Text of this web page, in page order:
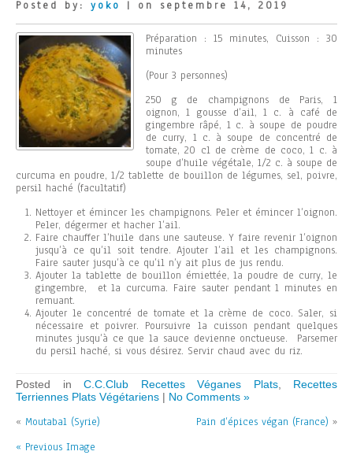
Posted by: yoko | on septembre 14, 2019
Préparation : 15 minutes, Cuisson : 30
minutes
(Pour 3 personnes)
250 g de champignons de Paris, 1
oignon, 1 gousse d’ail, 1 c. à café de
gingembre râpé, 1 c. à soupe de poudre
de curry, 1 c. à soupe de concentré de
tomate, 20 cl de crème de coco, 1 c. à
soupe d’huile végétale, 1/2 c. à soupe de
curcuma en poudre, 1/2 tablette de bouillon de légumes, sel, poivre,
persil haché (facultatif)
Nettoyer et émincer les champignons. Peler et émincer l’oignon.
Peler, dégermer et hacher l’ail.
Faire chauffer l’huile dans une sauteuse. Y faire revenir l’oignon
jusqu’à ce qu’il soit tendre. Ajouter l’ail et les champignons.
Faire sauter jusqu’à ce qu’il n’y ait plus de jus rendu.
Ajouter la tablette de bouillon émiettée, la poudre de curry, le
gingembre, et la curcuma. Faire sauter pendant 1 minutes en
remuant.
Ajouter le concentré de tomate et la crème de coco. Saler, si
nécessaire et poivrer. Poursuivre la cuisson pendant quelques
minutes jusqu’à ce que la sauce devienne onctueuse. Parsemer
du persil haché, si vous désirez. Servir chaud avec du riz.
Posted in C.C.Club Recettes Véganes Plats, Recettes
Terriennes Plats Végétariens | No Comments »
« Moutabal (Syrie) Pain d’épices végan (France) »
« Previous Image